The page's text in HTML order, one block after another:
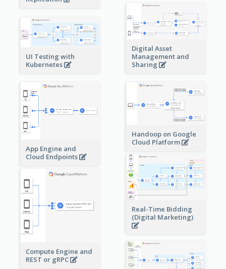
Digital Asset
Management and
Sharing
UI Testing with
Kubernetes
App Engine and
Cloud Endpoints
Handoop on Google
Cloud Platform
Real-Time Bidding
(Digital Marketing)
Compute Engine and
REST or gRPC